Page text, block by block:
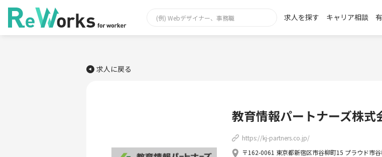
求人を探す キャリア相談
求人に戻る
教育情報パートナーズ株式
https://kj-partners.co.jp/
〒162-0061 東京都新宿区市谷柳町15 プラウド市